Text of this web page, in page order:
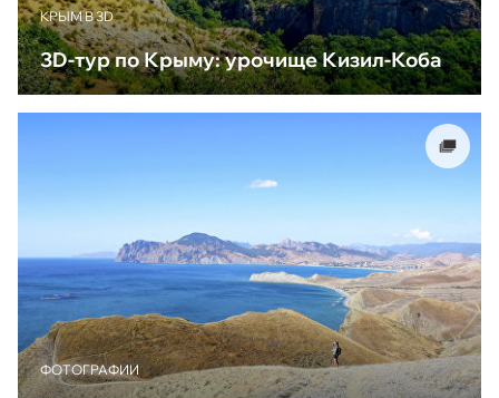
КРЫМ В 3D
3D-тур по Крыму: урочище Кизил-Коба
ФОТОГРАФИИ